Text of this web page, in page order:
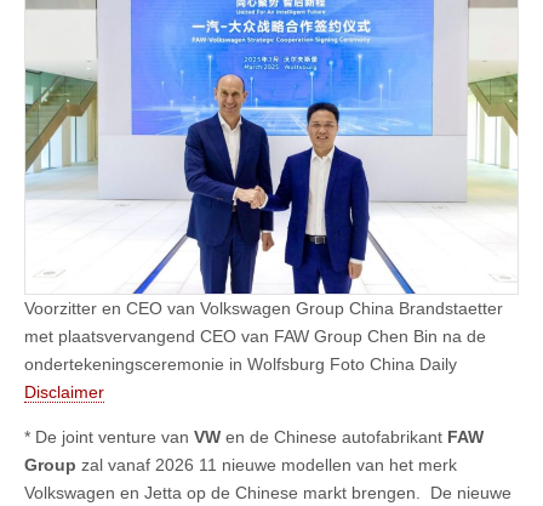
Voorzitter en CEO van Volkswagen Group China Brandstaetter
met plaatsvervangend CEO van FAW Group Chen Bin na de
ondertekeningsceremonie in Wolfsburg Foto China Daily
Disclaimer
* De joint venture van VW en de Chinese autofabrikant FAW
Group zal vanaf 2026 11 nieuwe modellen van het merk
Volkswagen en Jetta op de Chinese markt brengen. De nieuwe